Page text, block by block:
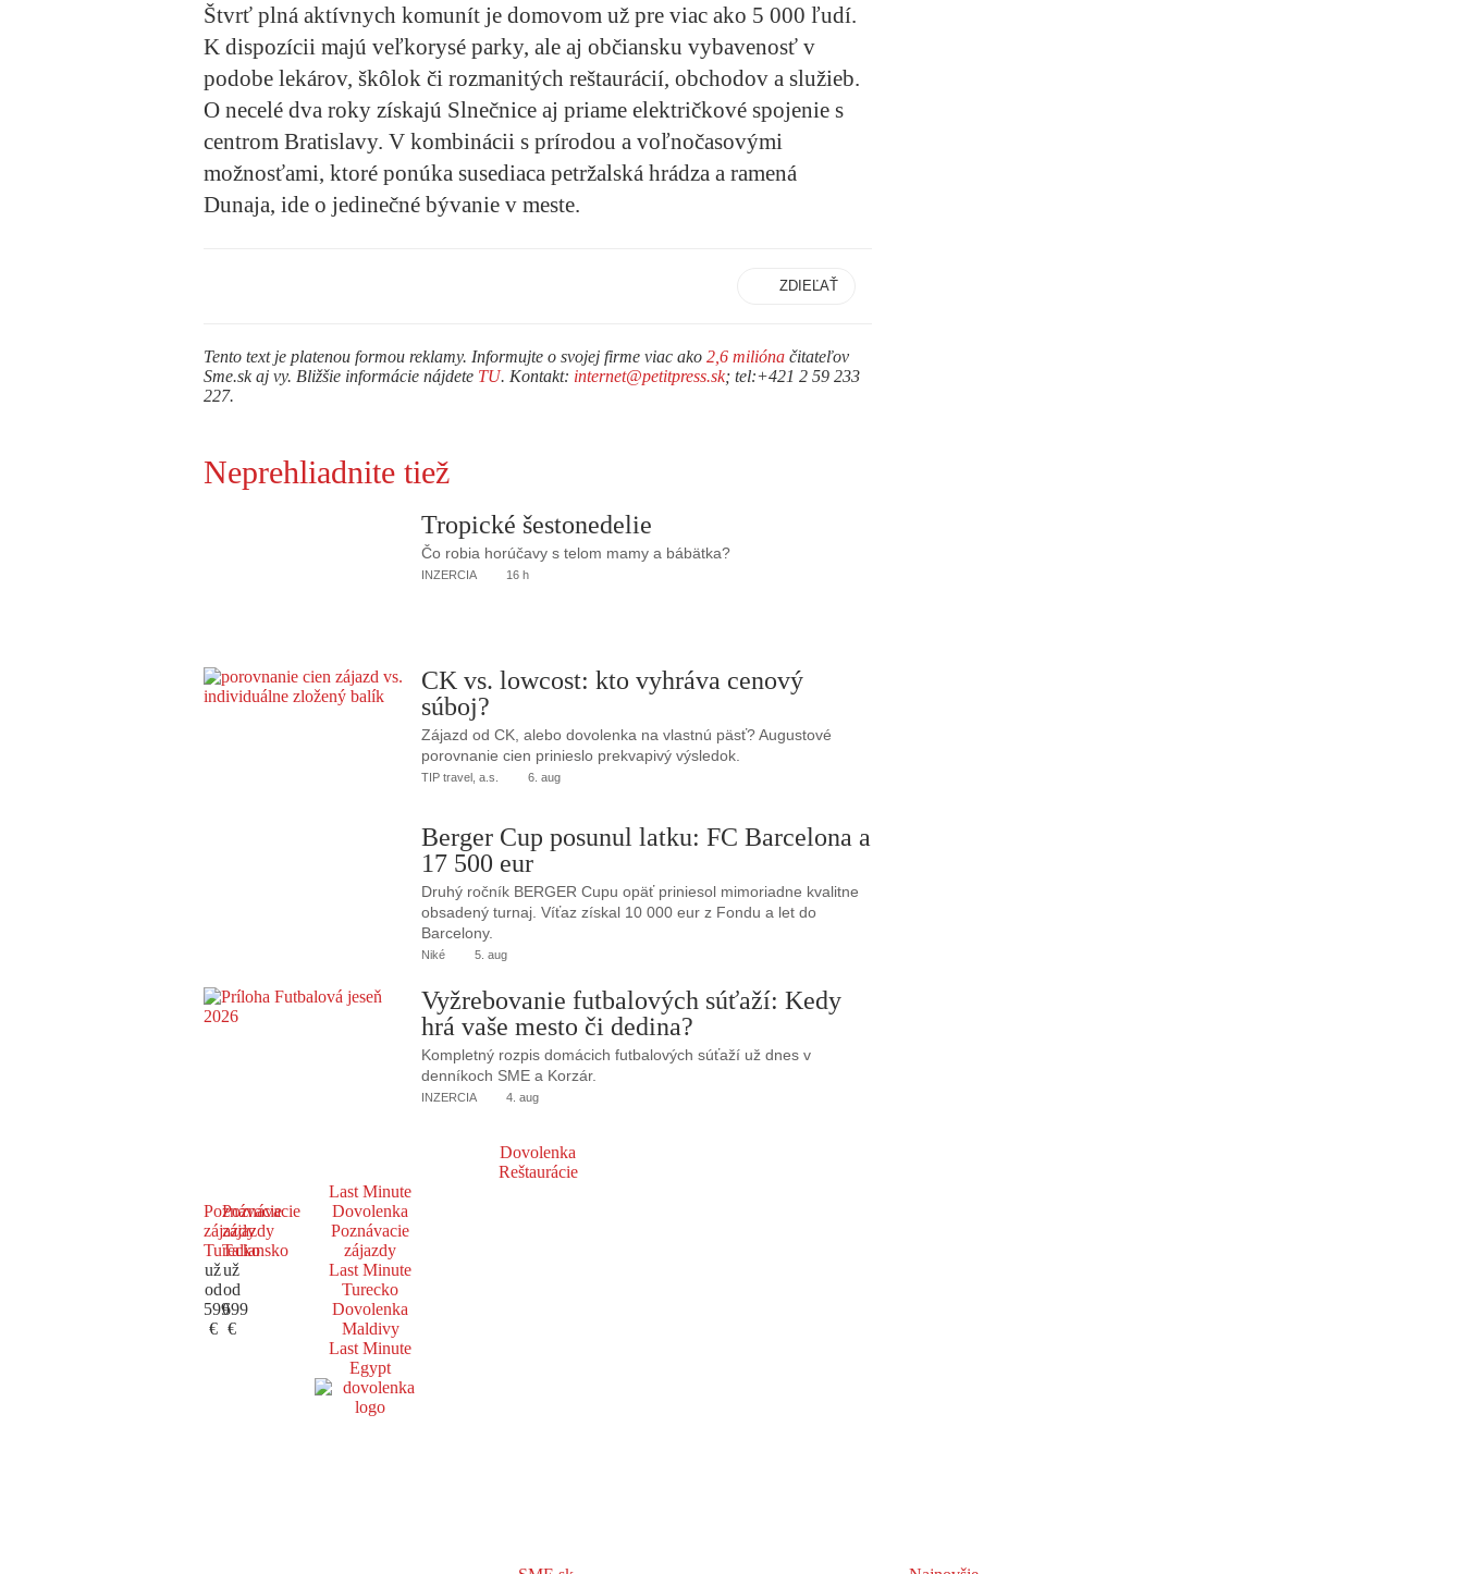
Štvrť plná aktívnych komunít je domovom už pre viac ako 5 000 ľudí.
K dispozícii majú veľkorysé parky, ale aj občiansku vybavenosť v
podobe lekárov, škôlok či rozmanitých reštaurácií, obchodov a služieb.
O necelé dva roky získajú Slnečnice aj priame električkové spojenie s
centrom Bratislavy. V kombinácii s prírodou a voľnočasovými
možnosťami, ktoré ponúka susediaca petržalská hrádza a ramená
Dunaja, ide o jedinečné bývanie v meste.
ZDIEĽAŤ
Tento text je platenou formou reklamy. Informujte o svojej firme viac ako 2,6 milióna čitateľov
Sme.sk aj vy. Bližšie informácie nájdete TU. Kontakt: internet@petitpress.sk; tel:+421 2 59 233
227.
Neprehliadnite tiež
Tropické šestonedelie
Čo robia horúčavy s telom mamy a bábätka?
INZERCIA 16 h
CK vs. lowcost: kto vyhráva cenový
súboj?
Zájazd od CK, alebo dovolenka na vlastnú päsť? Augustové
porovnanie cien prinieslo prekvapivý výsledok.
TIP travel, a.s. 6. aug
Berger Cup posunul latku: FC Barcelona a
17 500 eur
Druhý ročník BERGER Cupu opäť priniesol mimoriadne kvalitne
obsadený turnaj. Víťaz získal 10 000 eur z Fondu a let do
Barcelony.
Niké 5. aug
Vyžrebovanie futbalových súťaží: Kedy
hrá vaše mesto či dedina?
Kompletný rozpis domácich futbalových súťaží už dnes v
denníkoch SME a Korzár.
INZERCIA 4. aug
Dovolenka
Reštaurácie
Poznávacie
zájazdy
Turecko
už
od
599
€
Poznávacie
zájazdy
Taliansko
už
od
699
€
Last Minute
Dovolenka
Poznávacie
zájazdy
Last Minute
Turecko
Dovolenka
Maldivy
Last Minute
Egypt